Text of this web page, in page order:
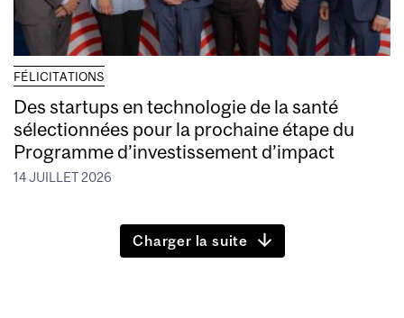
FÉLICITATIONS
Des startups en technologie de la santé
sélectionnées pour la prochaine étape du
Programme d’investissement d’impact
14 JUILLET 2026
Charger la suite